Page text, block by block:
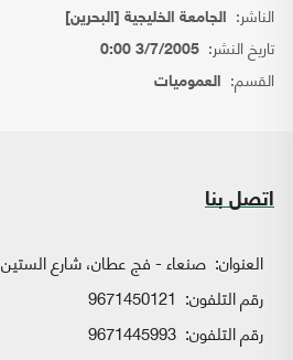
الناشر: الجامعة الخليجية [البحرين]
تاريخ النشر: 3/7/2005 0:00
القسم: العموميات
اتصل بنا
العنوان: صنعاء - فج عطان، شارع الستين
رقم التلفون: 9671450121
رقم التلفون: 9671445993